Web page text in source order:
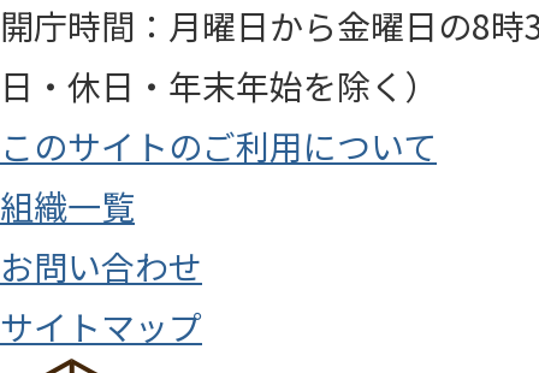
開庁時間：月曜日から金曜日の8
日・休日・年末年始を除く）
このサイトのご利用について
組織一覧
お問い合わせ
サイトマップ